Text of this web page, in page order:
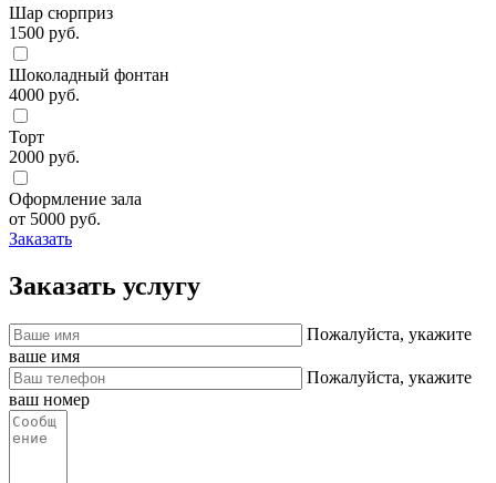
Шар сюрприз
1500 руб.
Шоколадный фонтан
4000 руб.
Торт
2000 руб.
Оформление зала
от 5000 руб.
Заказать
Заказать услугу
Пожалуйста, укажите
ваше имя
Пожалуйста, укажите
ваш номер